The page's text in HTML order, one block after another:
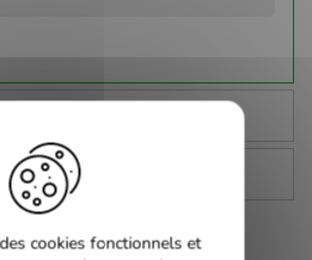
cookies fonctionnels et